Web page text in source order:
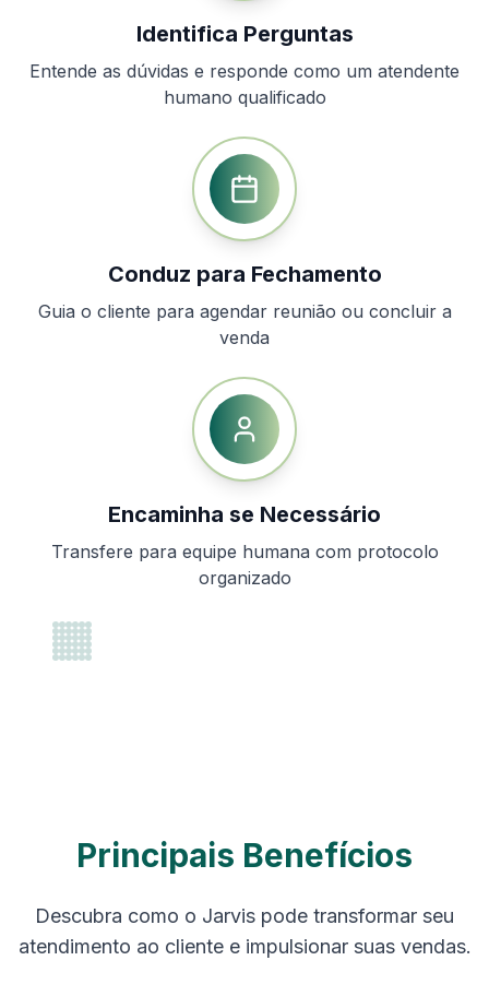
Identifica Perguntas
Entende as dúvidas e responde como um atendente
humano qualificado
Conduz para Fechamento
Guia o cliente para agendar reunião ou concluir a
venda
Encaminha se Necessário
Transfere para equipe humana com protocolo
organizado
Principais Benefícios
Descubra como o Jarvis pode transformar seu
atendimento ao cliente e impulsionar suas vendas.